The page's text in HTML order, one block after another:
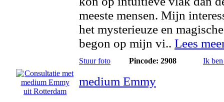
meeste mensen. Mijn
het mysterieuze en magische
begon op mijn vi.. Lees
Stuur foto Pincode: 2908 Ik
medium Emmy